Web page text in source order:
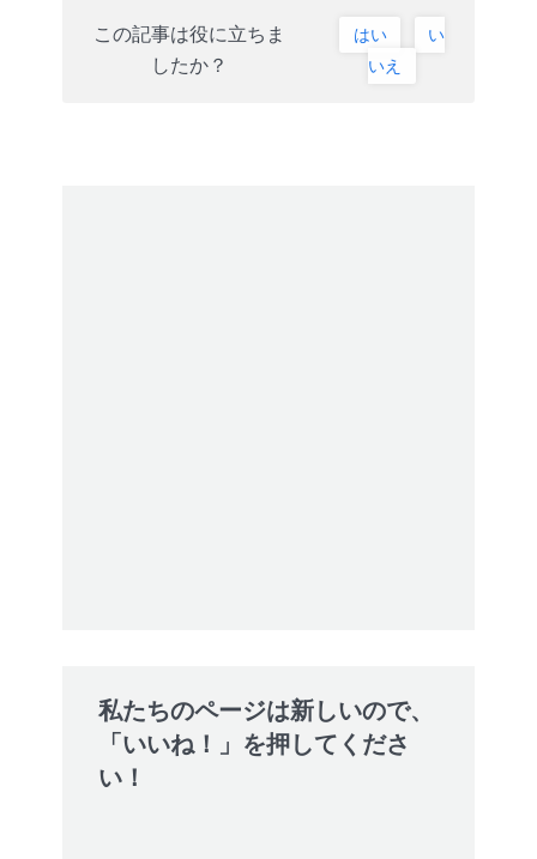
この記事は役に立ちま
したか？
はい
い
いえ
私たちのページは新しいので、
「いいね！」を押してくださ
い！